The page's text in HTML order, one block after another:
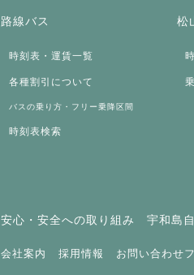
路線バス
時刻表・運賃一覧
各種割引について
バスの乗り方・フリー乗降区間
時刻表検索
松
安心・安全への取り組み 宇和島
会社案内 採用情報 お問い合わせ